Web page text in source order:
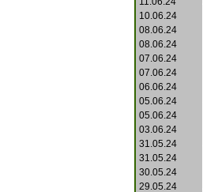
10.06.24
08.06.24
08.06.24
07.06.24
07.06.24
06.06.24
05.06.24
05.06.24
03.06.24
31.05.24
31.05.24
30.05.24
29.05.24